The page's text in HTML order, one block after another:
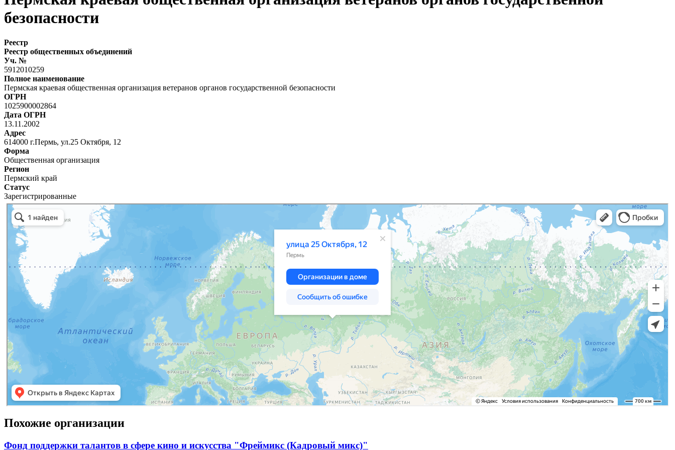
безопасности
Реестр
Реестр общественных объединений
Уч. №
5912010259
Полное наименование
Пермская краевая общественная организация ветеранов органов государственной безопасности
ОГРН
1025900002864
Дата ОГРН
13.11.2002
Адрес
614000 г.Пермь, ул.25 Октября, 12
Форма
Общественная организация
Регион
Пермский край
Статус
Зарегистрированные
Похожие организации
Фонд поддержки талантов в сфере кино и искусства "Фреймикс (Кадровый микс)"